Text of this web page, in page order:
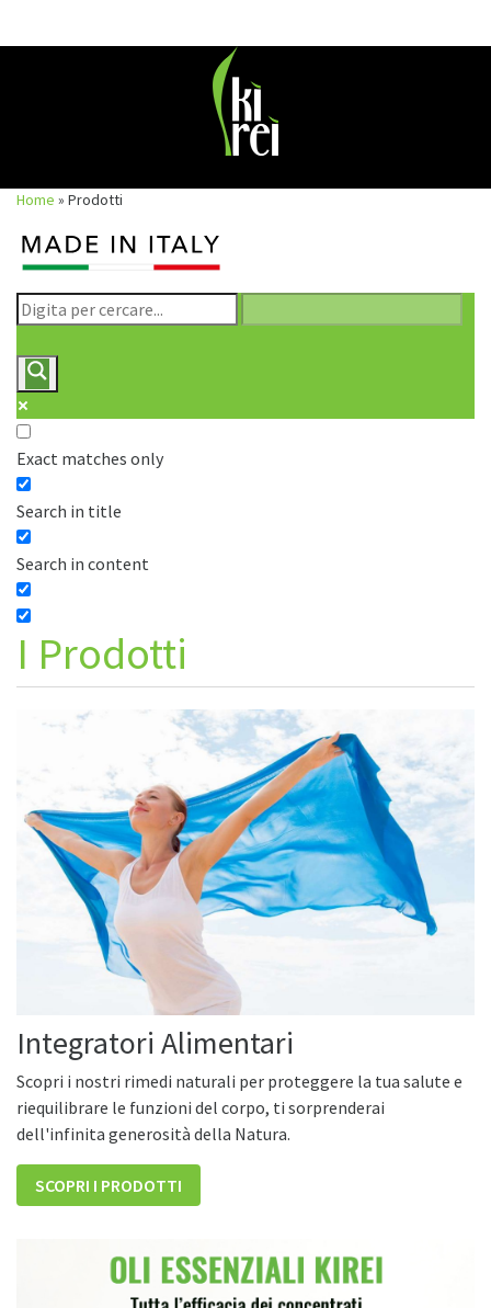
Home » Prodotti
Exact matches only
Search in title
Search in content
I Prodotti
Integratori Alimentari
Scopri i nostri rimedi naturali per proteggere la tua salute e
riequilibrare le funzioni del corpo, ti sorprenderai
dell'infinita generosità della Natura.
SCOPRI I PRODOTTI